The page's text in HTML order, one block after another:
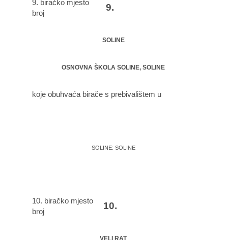
9. biračko mjesto
broj
9.
SOLINE
OSNOVNA ŠKOLA SOLINE, SOLINE
koje obuhvaća birače s prebivalištem u
SOLINE: SOLINE
10. biračko mjesto
broj
10.
VELI RAT